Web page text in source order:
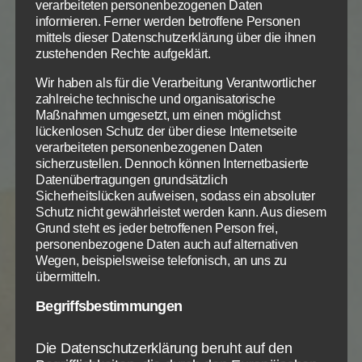
Nur mit einem reinen Herzen kann David selber vor
Gott tadellos leben. Nur dann kann er die Übertreter
Wunsch und Ziel.
Und das Wort Gottes spielt dabei ebenfalls eine
maßgebliche Rolle.
Psalm 119, 1-3 N
Wie glücklich sind die, die tadellos leben, die sich
richten nach Jahwes Gesetz! Wie glücklich die, die
seinen Zeugnissen trauen, die aufrichtig suchen –
nach ihm! Sie wollen kein Unrecht mehr tun, sie
Sieg und Niederlage liegen dicht beieinander.
Zum Betrieb der Seite notwendige Cookies:
Name
PHP Session Cookie
Anbieter
Eigentümer dieser Website
Zweck
Cookie Name
PHPSESSID
Datenschutzeinstellungen
Wir nutzen Cookies auf unserer Website. Einige von ihnen
sind essenziell, während andere uns helfen, diese Website
und Ihre Erfahrung zu verbessern.
Notwendig Info
ALLE AKZEPTIEREN
verarbeiteten personenbezogenen Daten
informieren. Ferner werden betroffene Personen
mittels dieser Datenschutzerklärung über die ihnen
zustehenden Rechte aufgeklärt.
Wir haben als für die Verarbeitung Verantwortlicher
zahlreiche technische und organisatorische
Maßnahmen umgesetzt, um einen möglichst
lückenlosen Schutz der über diese Internetseite
verarbeiteten personenbezogenen Daten
sicherzustellen. Dennoch können Internetbasierte
Datenübertragungen grundsätzlich
Sicherheitslücken aufweisen, sodass ein absoluter
Schutz nicht gewährleistet werden kann. Aus diesem
Grund steht es jeder betroffenen Person frei,
personenbezogene Daten auch auf alternativen
Wegen, beispielsweise telefonisch, an uns zu
übermitteln.
Begriffsbestimmungen
Die Datenschutzerklärung beruht auf den